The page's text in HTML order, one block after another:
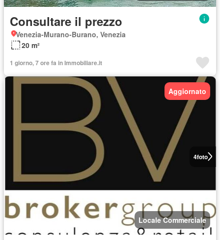
Consultare il prezzo
Venezia-Murano-Burano, Venezia
20 m²
1 giorno, 7 ore fa in Immobiliare.it
4foto
Aggiornato
Locale Commerciale